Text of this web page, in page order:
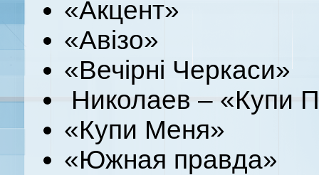
«Акцент»
«Авізо»
«Вечірні Черкаси»
Николаев – «Купи
«Купи Меня»
«Южная правда»